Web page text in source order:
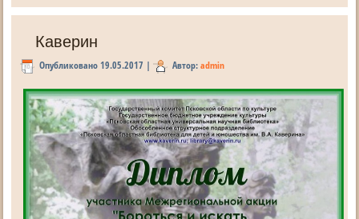
Каверин
Опубликовано 19.05.2017 | Автор: admin